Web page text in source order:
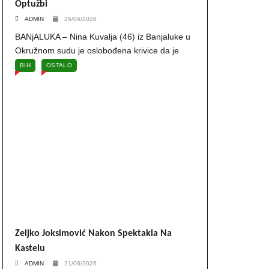
Optužbi
ADMIN 26/06/2026
BANjALUKA – Nina Kuvalja (46) iz Banjaluke u
Okružnom sudu je oslobođena krivice da je
BIH OSTALO
Željko Joksimović Nakon Spektakla Na
Kastelu
ADMIN 21/06/2026